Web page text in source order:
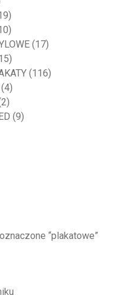
(17)
(116)
(4)
(9)
“plakatowe”